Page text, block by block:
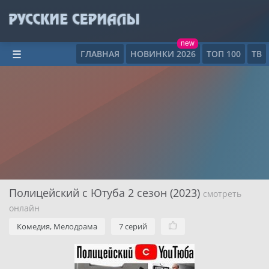
ГЛАВНАЯ НОВИНКИ 2026
new
ТОП 100 ТВ
☰
Полицейский с Ютуба 2 сезон (2023) смотреть
онлайн
Комедия, Мелодрама 7 серий